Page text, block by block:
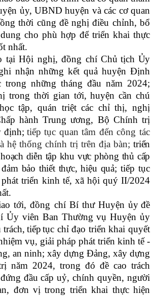
ủy, UBND huyện và các cơ quan
thời cũng đề nghị điều chỉnh, bổ
cho phù hợp để triển khai thực
nhất.
tại Hội nghị,đồng chíChủ tịch Ủy
nhận những kết quả huyện Định
trong những tháng đầu năm 2024;
trong thời gian tới, huyện cần chú
tập, quán triệt các chỉ thị, nghị
hành Trung ương, Bộ Chính trị
định; tiếp tục quan tâm đến công tác
hệ thống chính trị trên địa bàn;triển
diễn tập khu vực phòng thủ cấp
bảo thiết thực, hiệu quả; tiếp tục
triển kinh tế, xã hội quýII/2024
.
tới, đồng chí Bí thư Huyện ủy đề
Ủy viên Ban Thường vụHuyện ủy
trách, tiếp tục chỉ đạo triển khai quyết
vụ, giải pháp phát triển kinh tế -
an ninh; xây dựng Đảng, xây dựng
năm 2024, trong đó đề cao trách
đầu cấp uỷ, chính quyền, người
đơn vị trong triển khai thực hiện